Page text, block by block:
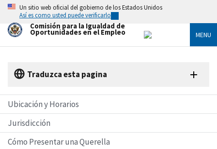
Skip
main
content
Un sitio web oficial del gobierno de los Estados Unidos
Así es como usted puede verificarlo
Comisión para la Igualdad de
Oportunidades en el Empleo MENU
Traduzca esta pagina
Ubicación y Horarios
Jurisdicción
Cómo Presentar una Querella